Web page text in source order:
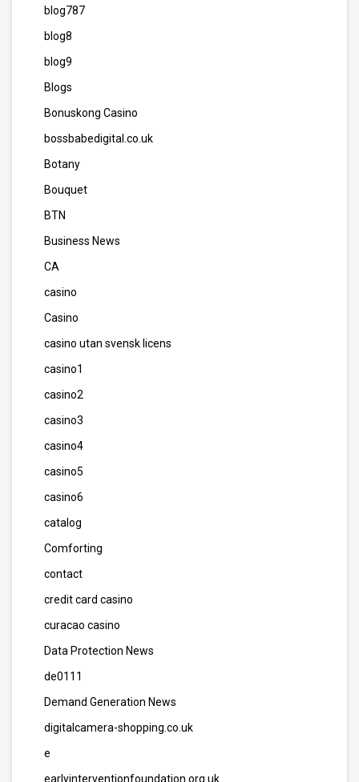
blog787
blog8
blog9
Blogs
Bonuskong Casino
bossbabedigital.co.uk
Botany
Bouquet
BTN
Business News
CA
casino
Casino
casino utan svensk licens
casino1
casino2
casino3
casino4
casino5
casino6
catalog
Comforting
contact
credit card casino
curacao casino
Data Protection News
de0111
Demand Generation News
digitalcamera-shopping.co.uk
e
earlyinterventionfoundation.org.uk